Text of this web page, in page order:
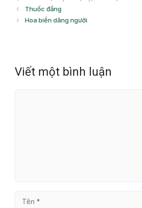
Thuốc đắng
Hoa biển dâng người
Viết một bình luận
Tên